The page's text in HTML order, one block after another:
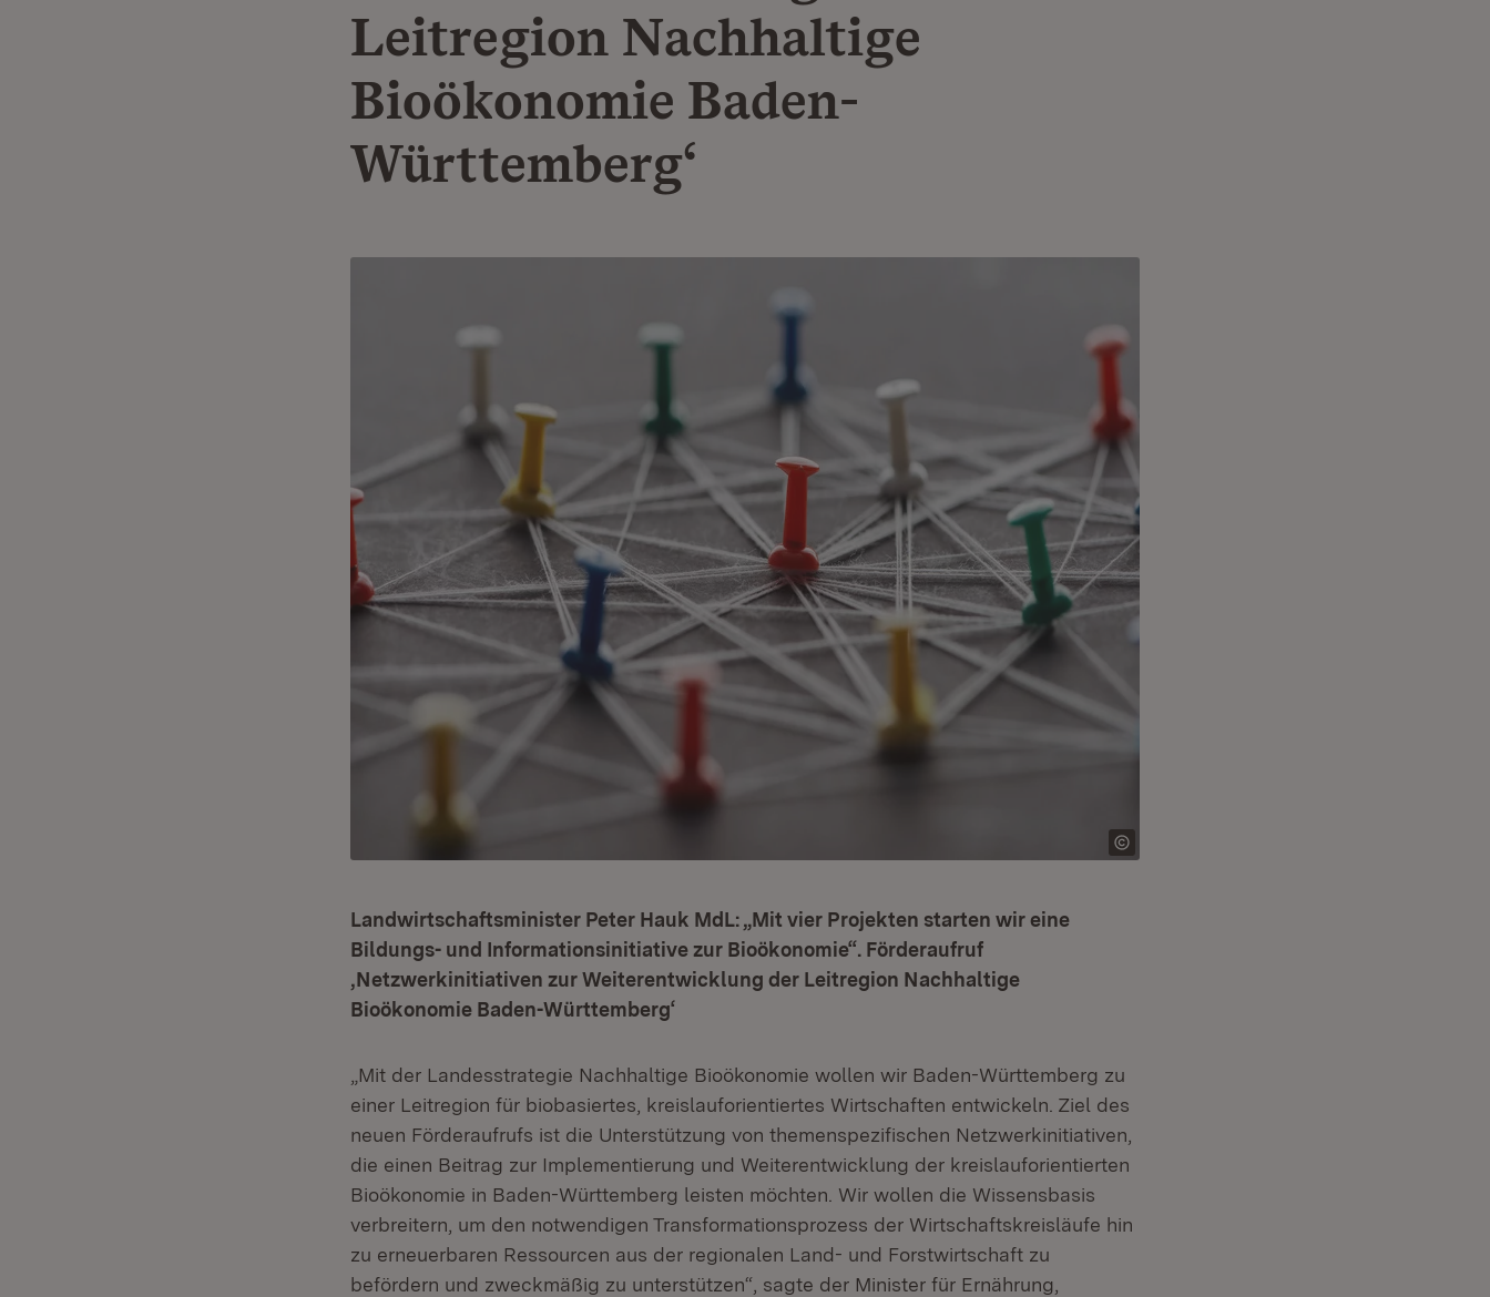
Leitregion Nachhaltige
Bioökonomie Baden-
Württemberg‘
Landwirtschaftsminister Peter Hauk MdL: „Mit vier Projekten starten wir eine
Bildungs- und Informationsinitiative zur Bioökonomie“. Förderaufruf
‚Netzwerkinitiativen zur Weiterentwicklung der Leitregion Nachhaltige
Bioökonomie Baden-Württemberg‘
„Mit der Landesstrategie Nachhaltige Bioökonomie wollen wir Baden-Württemberg zu
einer Leitregion für biobasiertes, kreislauforientiertes Wirtschaften entwickeln. Ziel des
neuen Förderaufrufs ist die Unterstützung von themenspezifischen Netzwerkinitiativen,
die einen Beitrag zur Implementierung und Weiterentwicklung der kreislauforientierten
Bioökonomie in Baden-Württemberg leisten möchten. Wir wollen die Wissensbasis
verbreitern, um den notwendigen Transformationsprozess der Wirtschaftskreisläufe hin
zu erneuerbaren Ressourcen aus der regionalen Land- und Forstwirtschaft zu
befördern und zweckmäßig zu unterstützen“, sagte der Minister für Ernährung,